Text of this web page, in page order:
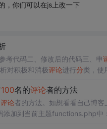
，你们可以在js上改一下
考代码二、修改后的代码三、申
析对积极和消极评论进行分类，使
100名的评论者的方法
评论者的方法。如想看看自己博客
添加到当前主题functions.php